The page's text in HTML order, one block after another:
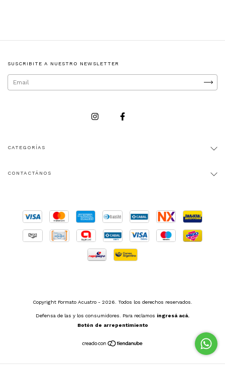
SUSCRIBITE A NUESTRO NEWSLETTER
CATEGORÍAS
CONTACTÁNOS
Copyright Formato Acuatro - 2026. Todos los derechos reservados.
Defensa de las y los consumidores. Para reclamos ingresá acá.
Botón de arrepentimiento